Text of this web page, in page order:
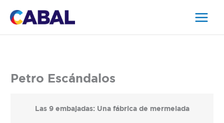
Petro Escándalos
Las 9 embajadas: Una fábrica de mermelada